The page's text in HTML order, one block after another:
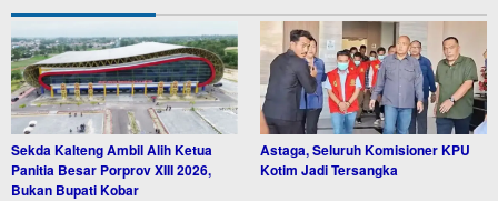
Sekda Kalteng Ambil Alih Ketua
Panitia Besar Porprov XIII 2026,
Bukan Bupati Kobar
Astaga, Seluruh Komisioner KPU
Kotim Jadi Tersangka